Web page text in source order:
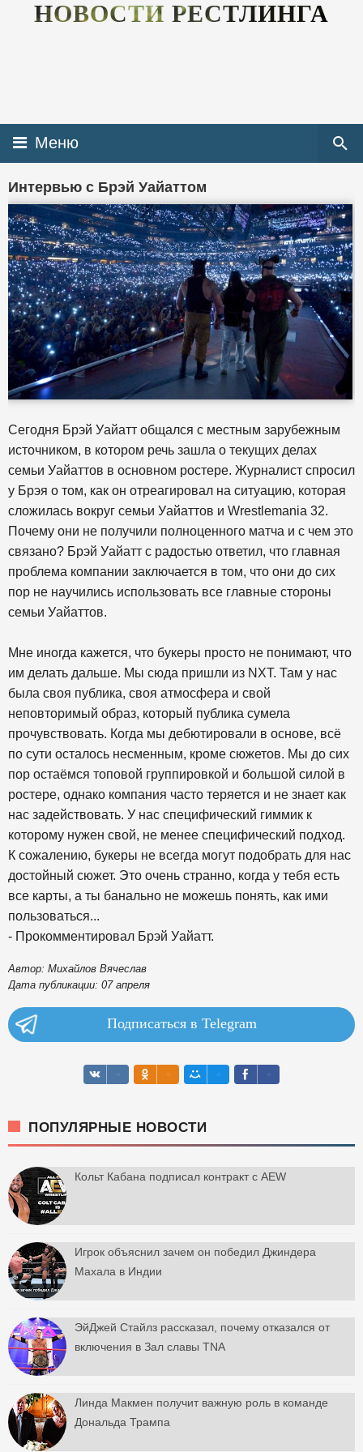
НОВОСТИ РЕСТЛИНГА
Меню
Интервью с Брэй Уайаттом
Сегодня Брэй Уайатт общался с местным зарубежным
источником, в котором речь зашла о текущих делах
семьи Уайаттов в основном ростере. Журналист спросил
у Брэя о том, как он отреагировал на ситуацию, которая
сложилась вокруг семьи Уайаттов и Wrestlemania 32.
Почему они не получили полноценного матча и с чем это
связано? Брэй Уайатт с радостью ответил, что главная
проблема компании заключается в том, что они до сих
пор не научились использовать все главные стороны
семьи Уайаттов.
Мне иногда кажется, что букеры просто не понимают, что
им делать дальше. Мы сюда пришли из NXT. Там у нас
была своя публика, своя атмосфера и свой
неповторимый образ, который публика сумела
прочувствовать. Когда мы дебютировали в основе, всё
по сути осталось несменным, кроме сюжетов. Мы до сих
пор остаёмся топовой группировкой и большой силой в
ростере, однако компания часто теряется и не знает как
нас задействовать. У нас специфический гиммик к
которому нужен свой, не менее специфический подход.
К сожалению, букеры не всегда могут подобрать для нас
достойный сюжет. Это очень странно, когда у тебя есть
все карты, а ты банально не можешь понять, как ими
пользоваться...
- Прокомментировал Брэй Уайатт.
Автор: Михайлов Вячеслав
Дата публикации: 07 апреля
Подписаться в Telegram
ПОПУЛЯРНЫЕ НОВОСТИ
Кольт Кабана подписал контракт с AEW
Игрок объяснил зачем он победил Джиндера
Махала в Индии
ЭйДжей Стайлз рассказал, почему отказался от
включения в Зал славы TNA
Линда Макмен получит важную роль в команде
Дональда Трампа